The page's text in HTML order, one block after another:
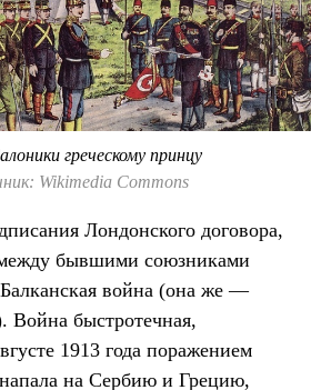
греческому принцу
Wikimedia Commons
Лондонского договора,
бывшими союзниками
война (она же —
Война быстротечная,
1913 года поражением
на Сербию и Грецию,